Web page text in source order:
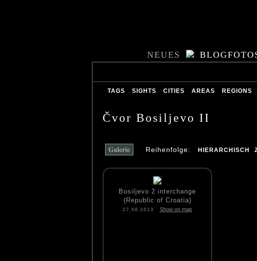
NEUES
TAGS SIGHTS CITIES AREAS REGIONS
Čvor Bosiljevo II
Galerie Reihenfolge: HIERARCHISCH
Bosiljevo 2 interchange
(Republic of Croatia)
27.08.2013 Show on map